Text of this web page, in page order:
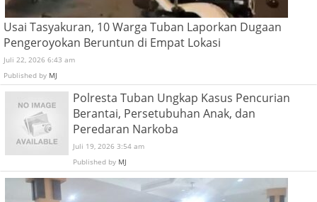
Usai Tasyakuran, 10 Warga Tuban Laporkan Dugaan
Pengeroyokan Beruntun di Empat Lokasi
Juli 22, 2026 6:43 am
Published by MJ
Polresta Tuban Ungkap Kasus Pencurian
Berantai, Persetubuhan Anak, dan
Peredaran Narkoba
Juli 19, 2026 3:54 am
Published by MJ